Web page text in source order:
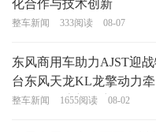
化合作与技术创新
整车新闻 333阅读 08-07
东风商用车助力AJST迎
台东风天龙KL龙擎动力
效可靠物流新篇章
整车新闻 1655阅读 08-02